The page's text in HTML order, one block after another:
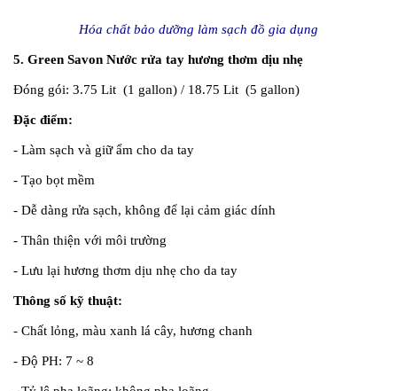
Hóa chất bảo dưỡng làm sạch đồ gia dụng
5. Green Savon Nước rửa tay hương thơm dịu nhẹ
Đóng gói: 3.75 Lit (1 gallon) / 18.75 Lit (5 gallon)
Đặc điểm:
- Làm sạch và giữ ẩm cho da tay
- Tạo bọt mềm
- Dễ dàng rửa sạch, không để lại cảm giác dính
- Thân thiện với môi trường
- Lưu lại hương thơm dịu nhẹ cho da tay
Thông số kỹ thuật:
- Chất lỏng, màu xanh lá cây, hương chanh
- Độ PH: 7 ~ 8